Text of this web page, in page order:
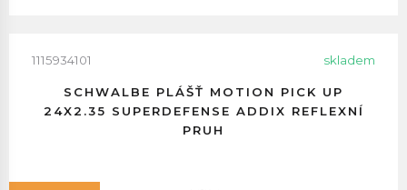
1115934101 skladem
SCHWALBE PLÁŠŤ MOTION PICK UP
24X2.35 SUPERDEFENSE ADDIX REFLEXNÍ
PRUH